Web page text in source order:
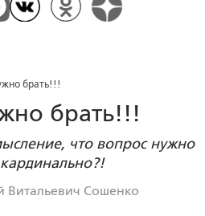
брать!!!
брать!!!
что вопрос нужно
Витальевич Сошенко